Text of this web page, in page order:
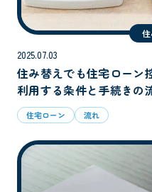
2025.07.03
住み替えでも住宅ローン
利用する条件と手続きの
住宅ローン 流れ